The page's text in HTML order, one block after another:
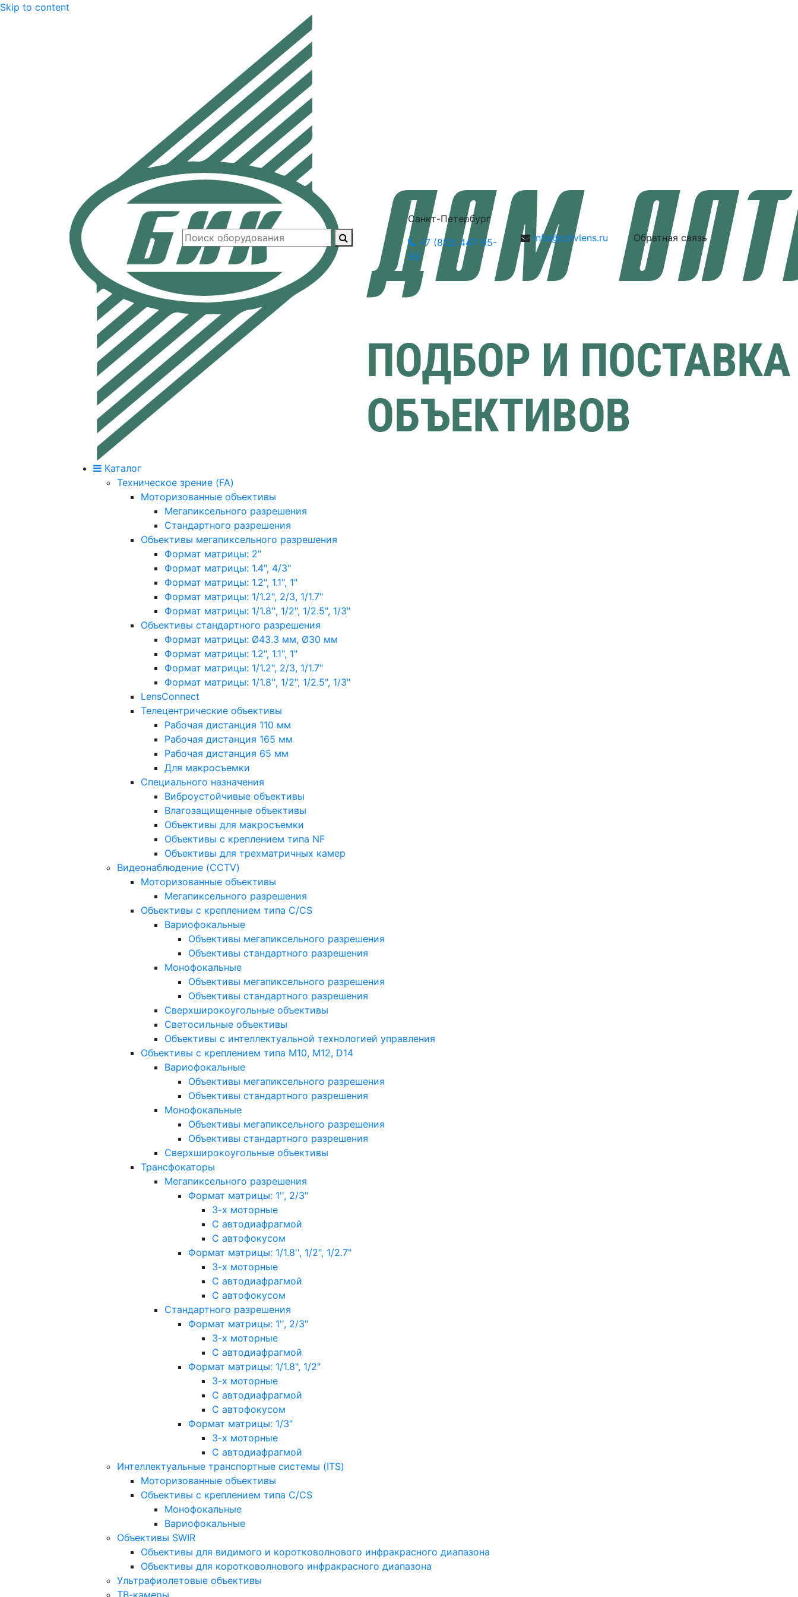
Skip to content
Санкт-Петербург
+7 (812) 447-95-
55
info@cctvlens.ru Обратная связь
Каталог
Техническое зрение (FA)
Моторизованные объективы
Мегапиксельного разрешения
Стандартного разрешения
Объективы мегапиксельного разрешения
Формат матрицы: 2"
Формат матрицы: 1.4", 4/3"
Формат матрицы: 1.2", 1.1", 1"
Формат матрицы: 1/1.2", 2/3, 1/1.7"
Формат матрицы: 1/1.8'', 1/2", 1/2.5", 1/3"
Объективы стандартного разрешения
Формат матрицы: Ø43.3 мм, Ø30 мм
Формат матрицы: 1.2", 1.1", 1"
Формат матрицы: 1/1.2", 2/3, 1/1.7"
Формат матрицы: 1/1.8'', 1/2", 1/2.5", 1/3"
LensConnect
Телецентрические объективы
Рабочая дистанция 110 мм
Рабочая дистанция 165 мм
Рабочая дистанция 65 мм
Для макросъемки
Специального назначения
Виброустойчивые объективы
Влагозащищенные объективы
Объективы для макросъемки
Объективы с креплением типа NF
Объективы для трехматричных камер
Видеонаблюдение (CCTV)
Моторизованные объективы
Мегапиксельного разрешения
Объективы с креплением типа C/CS
Вариофокальные
Объективы мегапиксельного разрешения
Объективы стандартного разрешения
Монофокальные
Объективы мегапиксельного разрешения
Объективы стандартного разрешения
Сверхширокоугольные объективы
Светосильные объективы
Объективы с интеллектуальной технологией управления
Объективы с креплением типа M10, M12, D14
Вариофокальные
Объективы мегапиксельного разрешения
Объективы стандартного разрешения
Монофокальные
Объективы мегапиксельного разрешения
Объективы стандартного разрешения
Сверхширокоугольные объективы
Трансфокаторы
Мегапиксельного разрешения
Формат матрицы: 1'', 2/3"
3-х моторные
С автодиафрагмой
С автофокусом
Формат матрицы: 1/1.8'', 1/2", 1/2.7"
3-х моторные
С автодиафрагмой
С автофокусом
Стандартного разрешения
Формат матрицы: 1'', 2/3"
3-х моторные
С автодиафрагмой
Формат матрицы: 1/1.8", 1/2"
3-х моторные
С автодиафрагмой
С автофокусом
Формат матрицы: 1/3"
3-х моторные
С автодиафрагмой
Интеллектуальные транспортные системы (ITS)
Моторизованные объективы
Объективы с креплением типа C/CS
Монофокальные
Вариофокальные
Объективы SWIR
Объективы для видимого и коротковолнового инфракрасного диапазона
Объективы для коротковолнового инфракрасного диапазона
Ультрафиолетовые объективы
ТВ-камеры